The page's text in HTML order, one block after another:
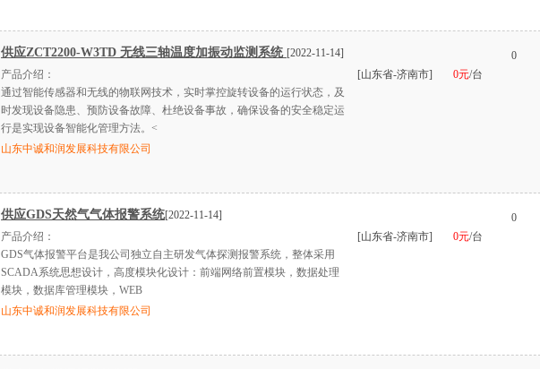
供应ZCT2200-W3TD 无线三轴温度加振动监测系统 [2022-11-14]
产品介绍：
通过智能传感器和无线的物联网技术，实时掌控旋转设备的运行状态，及
时发现设备隐患、预防设备故障、杜绝设备事故，确保设备的安全稳定运
行是实现设备智能化管理方法。<
山东中诚和润发展科技有限公司
[山东省-济南市] 0元/台
0
供应GDS天然气气体报警系统[2022-11-14]
产品介绍：
GDS气体报警平台是我公司独立自主研发气体探测报警系统，整体采用
SCADA系统思想设计，高度模块化设计：前端网络前置模块，数据处理
模块，数据库管理模块，WEB
山东中诚和润发展科技有限公司
[山东省-济南市] 0元/台
0